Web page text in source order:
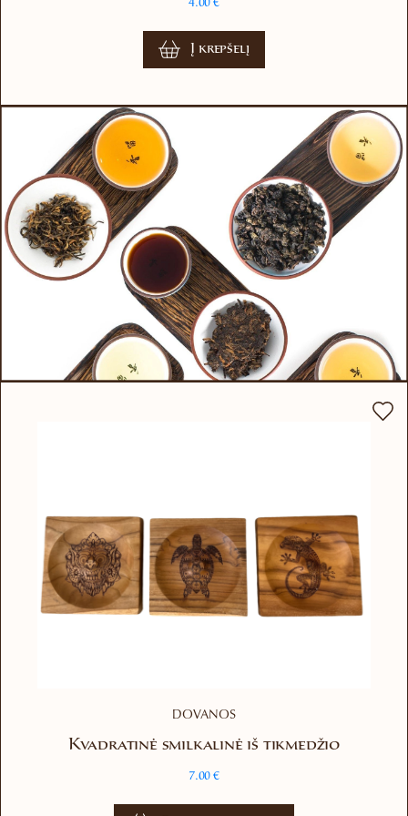
4.00€
Į krepšelį
DOVANOS
Kvadratinė smilkalinė iš tikmedžio
7.00€
This